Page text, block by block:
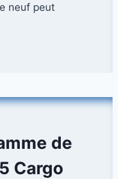
neuf peut
de
Cargo